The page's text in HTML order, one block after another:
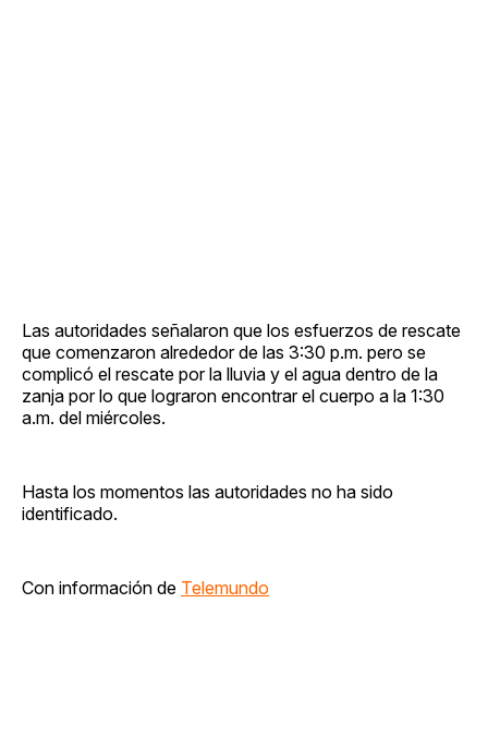
Las autoridades señalaron que los esfuerzos de rescate
que comenzaron alrededor de las 3:30 p.m. pero se
complicó el rescate por la lluvia y el agua dentro de la
zanja por lo que lograron encontrar el cuerpo a la 1:30
a.m. del miércoles.
Hasta los momentos las autoridades no ha sido
identificado.
Con información de Telemundo